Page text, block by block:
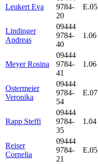
Leukert Eva
9784-
20
E.05
Lindinger
Andreas
09444
9784-
40
1.06
Meyer Rosina
09444
9784-
41
1.06
Ostermeier
Veronika
09444
9784-
54
E.07
Rapp Steffi
09444
9784-
35
1.04
Reiser
Cornelia
09444
9784-
21
E.05